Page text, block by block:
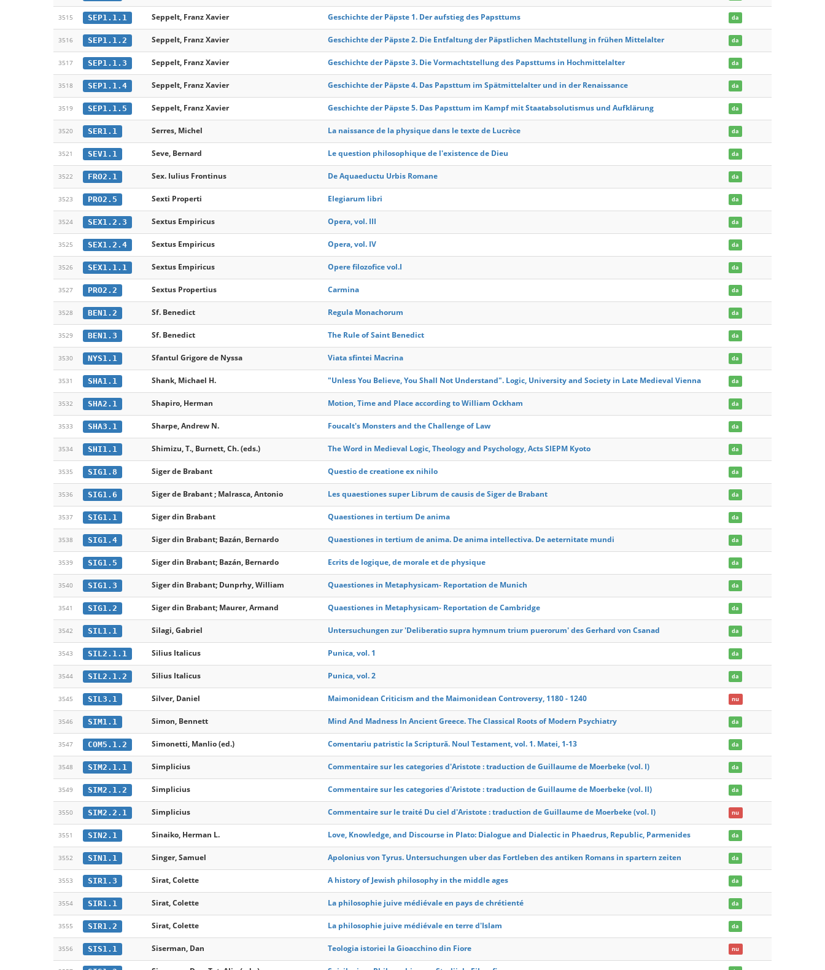
3515 SEP1.1.1 Seppelt, Franz Xavier Geschichte der Päpste 1. Der aufstieg des Papsttums da
3516 SEP1.1.2 Seppelt, Franz Xavier Geschichte der Päpste 2. Die Entfaltung der Päpstlichen Machtstellung in frühen Mittelalter da
3517 SEP1.1.3 Seppelt, Franz Xavier Geschichte der Päpste 3. Die Vormachtstellung des Papsttums in Hochmittelalter da
3518 SEP1.1.4 Seppelt, Franz Xavier Geschichte der Päpste 4. Das Papsttum im Spätmittelalter und in der Renaissance da
3519 SEP1.1.5 Seppelt, Franz Xavier Geschichte der Päpste 5. Das Papsttum im Kampf mit Staatabsolutismus und Aufklärung da
3520 SER1.1 Serres, Michel La naissance de la physique dans le texte de Lucrèce da
3521 SEV1.1 Seve, Bernard Le question philosophique de l'existence de Dieu da
3522 FRO2.1 Sex. Iulius Frontinus De Aquaeductu Urbis Romane da
3523 PRO2.5 Sexti Properti Elegiarum libri da
3524 SEX1.2.3 Sextus Empiricus Opera, vol. III da
3525 SEX1.2.4 Sextus Empiricus Opera, vol. IV da
3526 SEX1.1.1 Sextus Empiricus Opere filozofice vol.I da
3527 PRO2.2 Sextus Propertius Carmina da
3528 BEN1.2 Sf. Benedict Regula Monachorum da
3529 BEN1.3 Sf. Benedict The Rule of Saint Benedict da
3530 NYS1.1 Sfantul Grigore de Nyssa Viata sfintei Macrina da
3531 SHA1.1 Shank, Michael H. "Unless You Believe, You Shall Not Understand". Logic, University and Society in Late Medieval Vienna da
3532 SHA2.1 Shapiro, Herman Motion, Time and Place according to William Ockham da
3533 SHA3.1 Sharpe, Andrew N. Foucalt's Monsters and the Challenge of Law da
3534 SHI1.1 Shimizu, T., Burnett, Ch. (eds.) The Word in Medieval Logic, Theology and Psychology, Acts SIEPM Kyoto da
3535 SIG1.8 Siger de Brabant Questio de creatione ex nihilo da
3536 SIG1.6 Siger de Brabant ; Malrasca, Antonio Les quaestiones super Librum de causis de Siger de Brabant da
3537 SIG1.1 Siger din Brabant Quaestiones in tertium De anima da
3538 SIG1.4 Siger din Brabant; Bazán, Bernardo Quaestiones in tertium de anima. De anima intellectiva. De aeternitate mundi da
3539 SIG1.5 Siger din Brabant; Bazán, Bernardo Ecrits de logique, de morale et de physique da
3540 SIG1.3 Siger din Brabant; Dunprhy, William Quaestiones in Metaphysicam- Reportation de Munich da
3541 SIG1.2 Siger din Brabant; Maurer, Armand Quaestiones in Metaphysicam- Reportation de Cambridge da
3542 SIL1.1 Silagi, Gabriel Untersuchungen zur 'Deliberatio supra hymnum trium puerorum' des Gerhard von Csanad da
3543 SIL2.1.1 Silius Italicus Punica, vol. 1 da
3544 SIL2.1.2 Silius Italicus Punica, vol. 2 da
3545 SIL3.1 Silver, Daniel Maimonidean Criticism and the Maimonidean Controversy, 1180 - 1240 nu
3546 SIM1.1 Simon, Bennett Mind And Madness In Ancient Greece. The Classical Roots of Modern Psychiatry da
3547 COM5.1.2 Simonetti, Manlio (ed.) Comentariu patristic la Scriptură. Noul Testament, vol. 1. Matei, 1-13 da
3548 SIM2.1.1 Simplicius Commentaire sur les categories d'Aristote : traduction de Guillaume de Moerbeke (vol. I) da
3549 SIM2.1.2 Simplicius Commentaire sur les categories d'Aristote : traduction de Guillaume de Moerbeke (vol. II) da
3550 SIM2.2.1 Simplicius Commentaire sur le traité Du ciel d'Aristote : traduction de Guillaume de Moerbeke (vol. I) nu
3551 SIN2.1 Sinaiko, Herman L. Love, Knowledge, and Discourse in Plato: Dialogue and Dialectic in Phaedrus, Republic, Parmenides da
3552 SIN1.1 Singer, Samuel Apolonius von Tyrus. Untersuchungen uber das Fortleben des antiken Romans in spartern zeiten da
3553 SIR1.3 Sirat, Colette A history of Jewish philosophy in the middle ages da
3554 SIR1.1 Sirat, Colette La philosophie juive médiévale en pays de chrétienté da
3555 SIR1.2 Sirat, Colette La philosophie juive médiévale en terre d'Islam da
3556 SIS1.1 Siserman, Dan Teologia istoriei la Gioacchino din Fiore nu